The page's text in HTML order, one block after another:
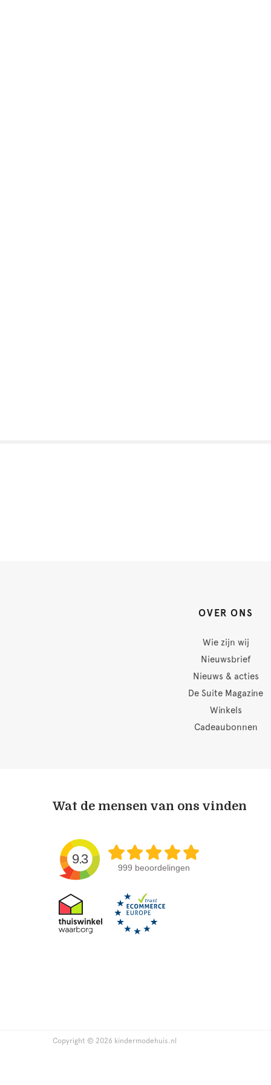
OVER ONS
Wie zijn wij
Nieuwsbrief
Nieuws & acties
De Suite Magazine
Winkels
Cadeaubonnen
Wat de mensen van ons vinden
9.3
999 beoordelingen
Copyright © 2026 kindermodehuis.nl